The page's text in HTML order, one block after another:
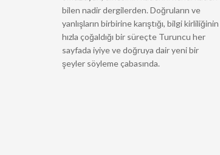
bilen nadir dergilerden. Doğruların ve
yanlışların birbirine karıştığı, bilgi kirliliğinin
hızla çoğaldığı bir süreçte Turuncu her
sayfada iyiye ve doğruya dair yeni bir
şeyler söyleme çabasında.